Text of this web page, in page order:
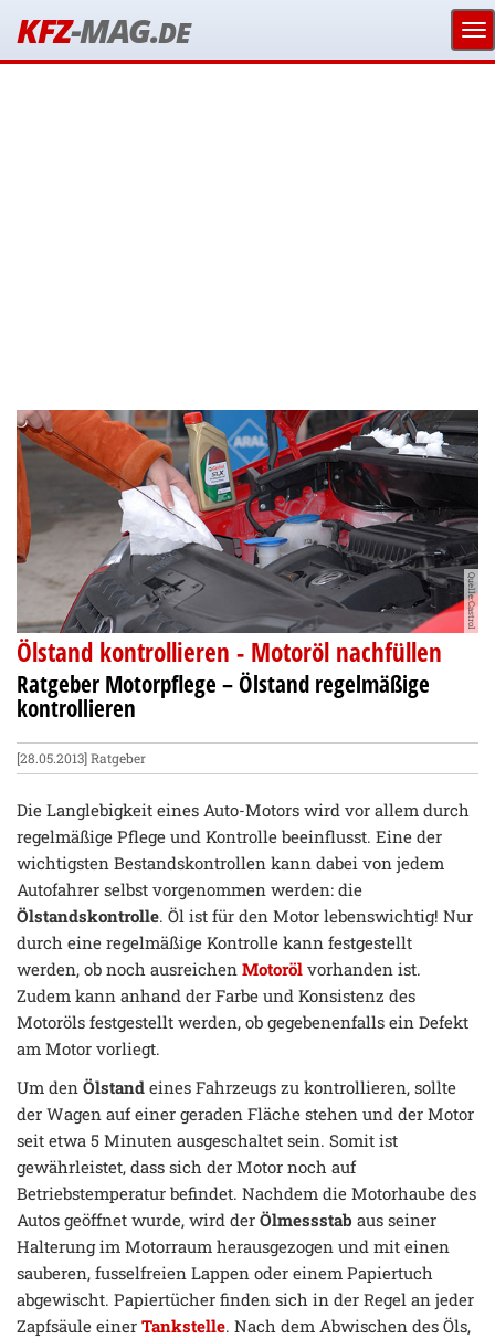
KFZ-MAG.DE
Quelle:Castrol
Ölstand kontrollieren - Motoröl nachfüllen
Ratgeber Motorpflege – Ölstand regelmäßige
kontrollieren
[28.05.2013]Ratgeber
Die Langlebigkeit eines Auto-Motors wird vor allem durch
regelmäßige Pflege und Kontrolle beeinflusst. Eine der
wichtigsten Bestandskontrollen kann dabei von jedem
Autofahrer selbst vorgenommen werden: die
Ölstandskontrolle. Öl ist für den Motor lebenswichtig! Nur
durch eine regelmäßige Kontrolle kann festgestellt
werden, ob noch ausreichen Motoröl vorhanden ist.
Zudem kann anhand der Farbe und Konsistenz des
Motoröls festgestellt werden, ob gegebenenfalls ein Defekt
am Motor vorliegt.
Um den Ölstand eines Fahrzeugs zu kontrollieren, sollte
der Wagen auf einer geraden Fläche stehen und der Motor
seit etwa 5 Minuten ausgeschaltet sein. Somit ist
gewährleistet, dass sich der Motor noch auf
Betriebstemperatur befindet. Nachdem die Motorhaube des
Autos geöffnet wurde, wird der Ölmessstab aus seiner
Halterung im Motorraum herausgezogen und mit einen
sauberen, fusselfreien Lappen oder einem Papiertuch
abgewischt. Papiertücher finden sich in der Regel an jeder
Zapfsäule einer Tankstelle. Nach dem Abwischen des Öls,